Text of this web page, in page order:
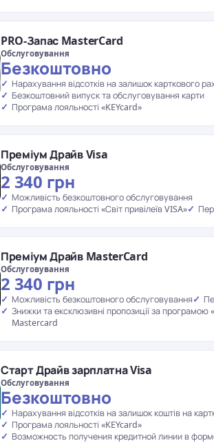
PRO-Запас MasterCard
Обслуговування
Безкоштовно
Нарахування відсотків на залишок карткового
Безкоштовний випуск та обслуговування карти
Програма лояльності «KEYcard»
Преміум Драйв Visa
Обслуговування
2 340 грн
Можливість безкоштовного обслуговування
Програма лояльності «Світ привілеїв VISA»
Преміум Драйв MasterCard
Обслуговування
2 340 грн
Можливість безкоштовного обслуговування
Знижки та ексклюзивні пропозиції за програмою
Mastercard
Старт Драйв зарплатна Visa
Обслуговування
Безкоштовно
Нарахування відсотків на залишок коштів на
Програма лояльності «KEYcard»
Возможность получения кредитной линии в